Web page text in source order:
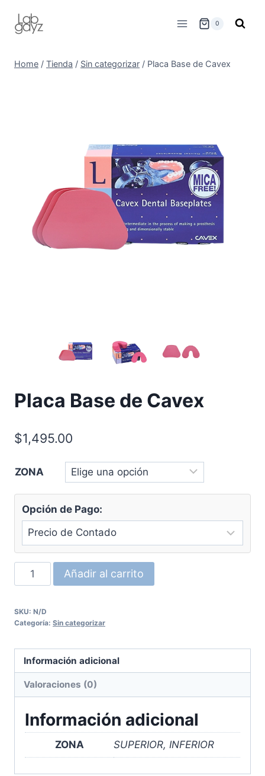
0
Home / Tienda / Sin categorizar / Placa Base de Cavex
Placa Base de Cavex
$1,495.00
ZONA
Opción de Pago:
Placa
Base
Cavex
Añadir al carrito
SKU: N/D
Categoría: Sin categorizar
Información adicional
Valoraciones (0)
Información adicional
ZONA SUPERIOR, INFERIOR